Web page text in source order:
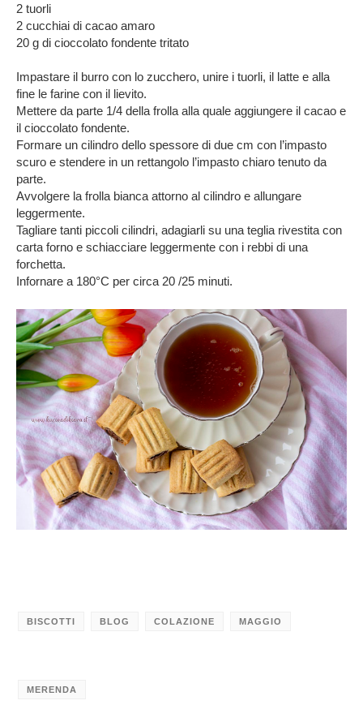
2 tuorli
2 cucchiai di cacao amaro
20 g di cioccolato fondente tritato
Impastare il burro con lo zucchero, unire i tuorli, il latte e alla
fine le farine con il lievito.
Mettere da parte 1/4 della frolla alla quale aggiungere il cacao e
il cioccolato fondente.
Formare un cilindro dello spessore di due cm con l’impasto
scuro e stendere in un rettangolo l’impasto chiaro tenuto da
parte.
Avvolgere la frolla bianca attorno al cilindro e allungare
leggermente.
Tagliare tanti piccoli cilindri, adagiarli su una teglia rivestita con
carta forno e schiacciare leggermente con i rebbi di una
forchetta.
Infornare a 180°C per circa 20 /25 minuti.
BISCOTTI BLOG COLAZIONE MAGGIO
MERENDA